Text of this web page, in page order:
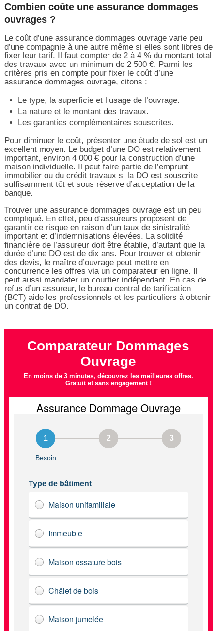
Combien coûte une assurance dommages
ouvrages ?
Le coût d’une assurance dommages ouvrage varie peu
d’une compagnie à une autre même si elles sont libres de
fixer leur tarif. Il faut compter de 2 à 4 % du montant total
des travaux avec un minimum de 2 500 €. Parmi les
critères pris en compte pour fixer le coût d’une
assurance dommages ouvrage, citons :
Le type, la superficie et l’usage de l’ouvrage.
La nature et le montant des travaux.
Les garanties complémentaires souscrites.
Pour diminuer le coût, présenter une étude de sol est un
excellent moyen. Le budget d’une DO est relativement
important, environ 4 000 € pour la construction d’une
maison individuelle. Il peut faire partie de l’emprunt
immobilier ou du crédit travaux si la DO est souscrite
suffisamment tôt et sous réserve d’acceptation de la
banque.
Trouver une assurance dommages ouvrage est un peu
compliqué. En effet, peu d’assureurs proposent de
garantir ce risque en raison d’un taux de sinistralité
important et d’indemnisations élevées. La solidité
financière de l’assureur doit être établie, d’autant que la
durée d’une DO est de dix ans. Pour trouver et obtenir
des devis, le maître d’ouvrage peut mettre en
concurrence les offres via un comparateur en ligne. Il
peut aussi mandater un courtier indépendant. En cas de
refus d’un assureur, le bureau central de tarification
(BCT) aide les professionnels et les particuliers à obtenir
un contrat de DO.
Comparateur Dommages
Ouvrage
En moins de 3 minutes, découvrez les meilleures offres.
Gratuit et sans engagement !